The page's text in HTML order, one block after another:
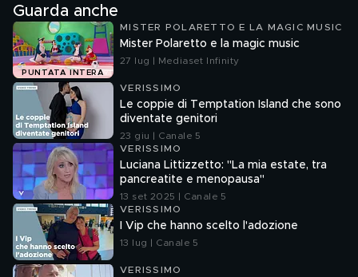
Guarda anche
PUNTATA INTERA
MISTER POLARETTO E LA MAGIC MUSIC
Mister Polaretto e la magic music
27 lug | Mediaset Infinity
VERISSIMO
Le coppie di Temptation Island che sono
diventate genitori
23 giu | Canale 5
VERISSIMO
Luciana Littizzetto: "La mia estate, tra
pancreatite e menopausa"
13 set 2025 | Canale 5
VERISSIMO
I Vip che hanno scelto l'adozione
13 lug | Canale 5
VERISSIMO